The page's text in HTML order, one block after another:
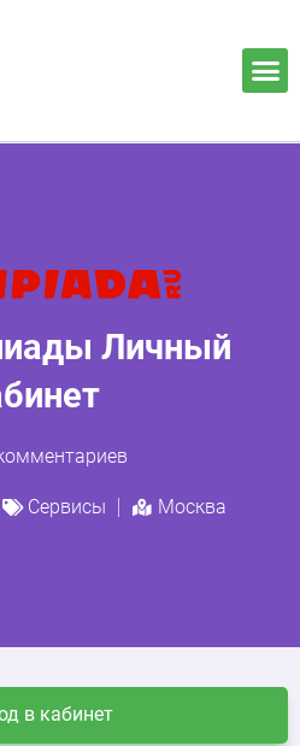
Личный
Сервисы Москва
в кабинет